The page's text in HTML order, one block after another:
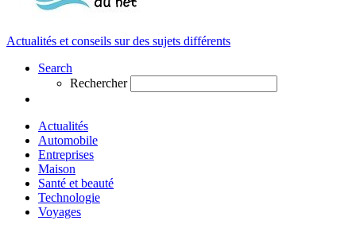
Actualités et conseils sur des sujets différents
Search
Rechercher
Actualités
Automobile
Entreprises
Maison
Santé et beauté
Technologie
Voyages